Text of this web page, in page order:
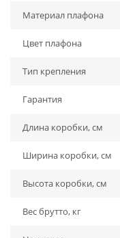
Материал плафона
Цвет плафона
Тип крепления
Гарантия
Длина коробки, см
Ширина коробки, см
Высота коробки, см
Вес брутто, кг